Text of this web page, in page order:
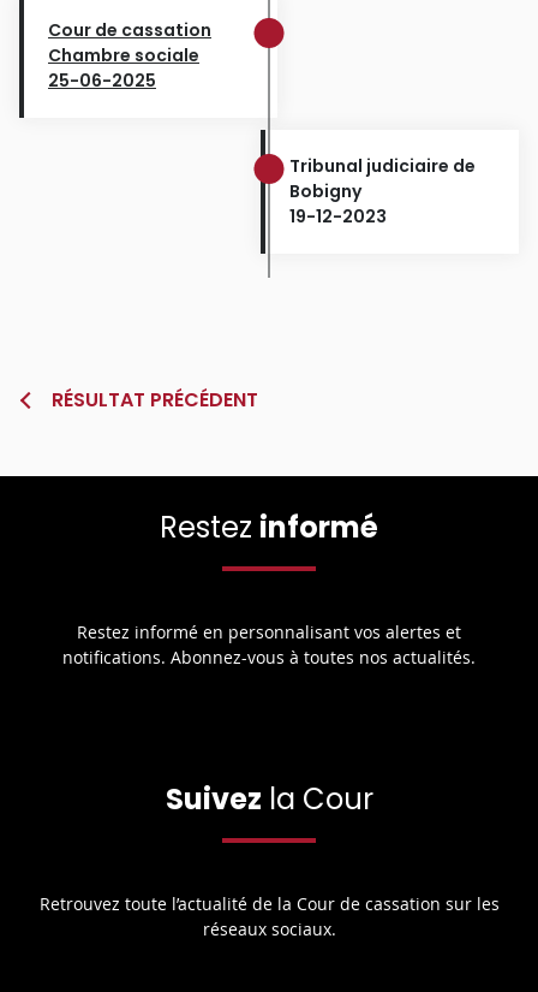
Cour de cassation
Chambre sociale
25-06-2025
Tribunal judiciaire de
Bobigny
19-12-2023
RÉSULTAT PRÉCÉDENT
Restez informé
Restez informé en personnalisant vos alertes et
notifications. Abonnez-vous à toutes nos actualités.
Suivez la Cour
Retrouvez toute l’actualité de la Cour de cassation sur les
réseaux sociaux.